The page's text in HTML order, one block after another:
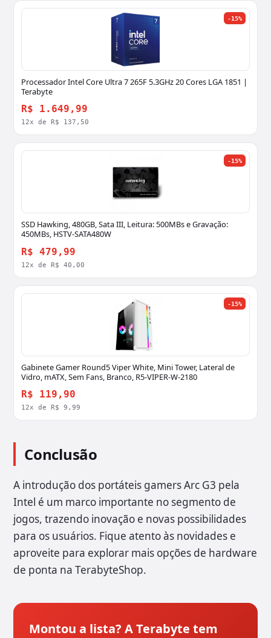
-15%
Processador Intel Core Ultra 7 265F 5.3GHz 20 Cores LGA 1851 |
Terabyte
R$ 1.649,99
12x de R$ 137,50
-15%
SSD Hawking, 480GB, Sata III, Leitura: 500MBs e Gravação:
450MBs, HSTV-SATA480W
R$ 479,99
12x de R$ 40,00
-15%
Gabinete Gamer Round5 Viper White, Mini Tower, Lateral de
Vidro, mATX, Sem Fans, Branco, R5-VIPER-W-2180
R$ 119,90
12x de R$ 9,99
Conclusão
A introdução dos portáteis gamers Arc G3 pela
Intel é um marco importante no segmento de
jogos, trazendo inovação e novas possibilidades
para os usuários. Fique atento às novidades e
aproveite para explorar mais opções de hardware
de ponta na TerabyteShop.
Montou a lista? A Terabyte tem